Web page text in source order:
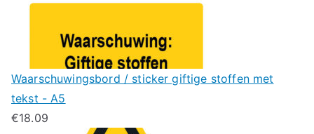
Waarschuwingsbord / sticker giftige stoffen met
tekst - A5
€18.09